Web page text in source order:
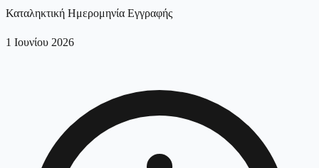
Καταληκτική Ημερομηνία Εγγραφής
1 Ιουνίου 2026